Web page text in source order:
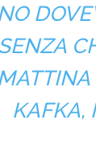
KAFKA,